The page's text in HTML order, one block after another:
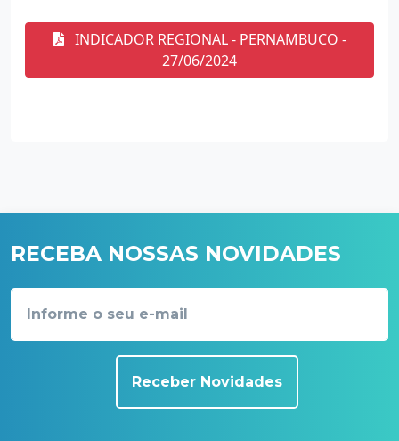
INDICADOR REGIONAL - PERNAMBUCO -
27/06/2024
RECEBA NOSSAS NOVIDADES
Receber Novidades